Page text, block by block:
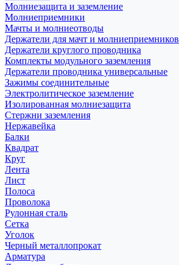
Молниезащита и заземление
Молниеприемники
Мачты и молниеотводы
Держатели для мачт и молниеприемников
Держатели круглого проводника
Комплекты модульного заземления
Держатели проводника универсальные
Зажимы соединительные
Электролитическое заземление
Изолированная молниезащита
Стержни заземления
Нержавейка
Балки
Квадрат
Круг
Лента
Лист
Полоса
Проволока
Рулонная сталь
Сетка
Уголок
Черный металлопрокат
Арматура